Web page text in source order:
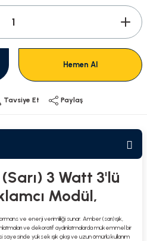
Hemen Al
Tavsiye Et Paylaş
3 Watt 3'lü
Modül,
ve enerji verimliliği sunar. Amber (sarı) ışık,
ve dekoratif aydınlatmalarda mükemmel bir
yüksek ışık çıkışı ve uzun ömürlü kullanım